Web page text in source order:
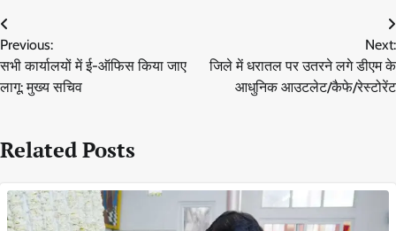
Post
navigation
Previous:
सभी कार्यालयों में ई-ऑफिस किया जाए
लागू: मुख्य सचिव
Next:
जिले में धरातल पर उतरने लगे डीएम के
आधुनिक आउटलेट/कैफे/रेस्टोरेंट
Related Posts